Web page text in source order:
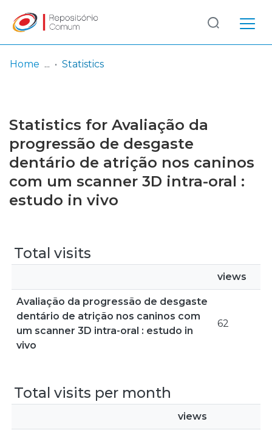
Browse repository
Entities
Log
In
(current)
Home Statistics
Statistics for Avaliação da
progressão de desgaste
dentário de atrição nos caninos
com um scanner 3D intra-oral :
estudo in vivo
Total visits
views
Avaliação da progressão de desgaste
dentário de atrição nos caninos com
um scanner 3D intra-oral : estudo in
vivo
62
Total visits per month
views